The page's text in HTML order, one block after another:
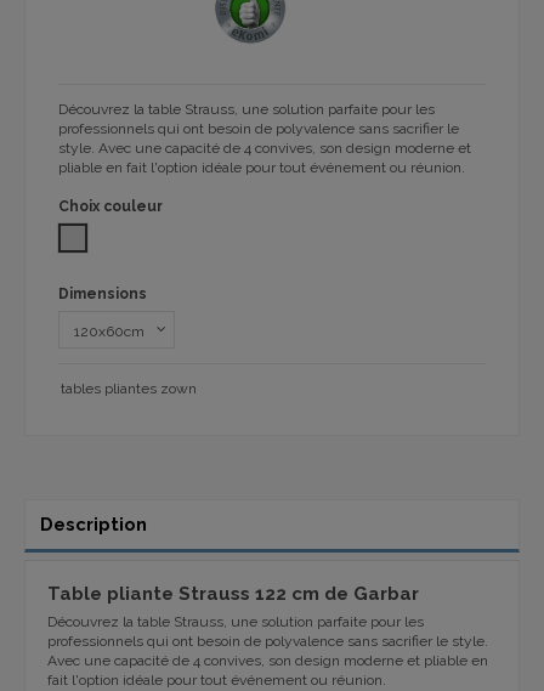
Découvrez la table Strauss, une solution parfaite pour les
professionnels qui ont besoin de polyvalence sans sacrifier le
style. Avec une capacité de 4 convives, son design moderne et
pliable en fait l'option idéale pour tout événement ou réunion.
Choix couleur
Dimensions
tables pliantes zown
Description
Table pliante Strauss 122 cm de Garbar
Découvrez la table Strauss, une solution parfaite pour les
professionnels qui ont besoin de polyvalence sans sacrifier le style.
Avec une capacité de 4 convives, son design moderne et pliable en
fait l'option idéale pour tout événement ou réunion.